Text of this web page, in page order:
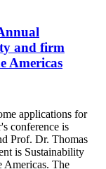
and firm
Americas
applications for
conference is
Prof. Dr. Thomas
is Sustainability
Americas. The